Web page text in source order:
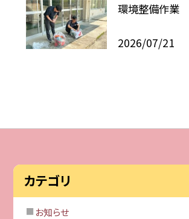
環境整備作業
2026/07/21
カテゴリ
お知らせ